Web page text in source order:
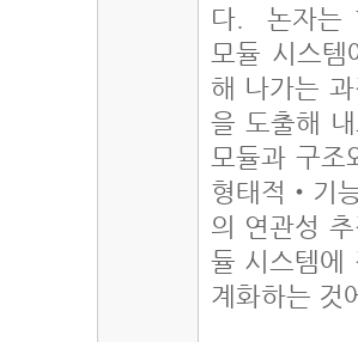
다. 논자는
모듈 시스템
해 나가는
을 도출해
모듈과 구조
형태적‧기
의 연관성
듈 시스템에
계화하는 것